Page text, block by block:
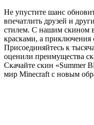
Не упустите шанс
впечатлить друзей и
стилем. С нашим скином
красками, а
Присоединяйтесь к
оценили преимущества
Скачайте скин «Summer
мир Minecraft с новым